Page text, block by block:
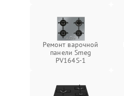
Ремонт варочной
панели Smeg
PV164S-1